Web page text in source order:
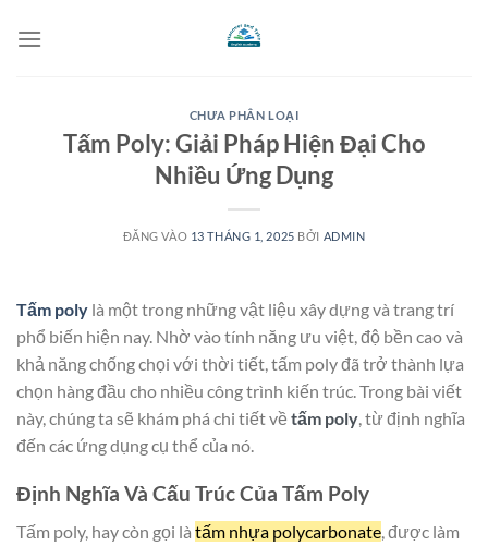
qua
CHƯA PHÂN LOẠI
Tấm Poly: Giải Pháp Hiện Đại Cho
Nhiều Ứng Dụng
ĐĂNG VÀO 13 THÁNG 1, 2025 BỞI ADMIN
Tấm poly là một trong những vật liệu xây dựng và trang trí
phổ biến hiện nay. Nhờ vào tính năng ưu việt, độ bền cao và
khả năng chống chọi với thời tiết, tấm poly đã trở thành lựa
chọn hàng đầu cho nhiều công trình kiến trúc. Trong bài viết
này, chúng ta sẽ khám phá chi tiết về tấm poly , từ định nghĩa
đến các ứng dụng cụ thể của nó.
Định Nghĩa Và Cấu Trúc Của Tấm Poly
Tấm poly, hay còn gọi là tấm nhựa polycarbonate, được làm